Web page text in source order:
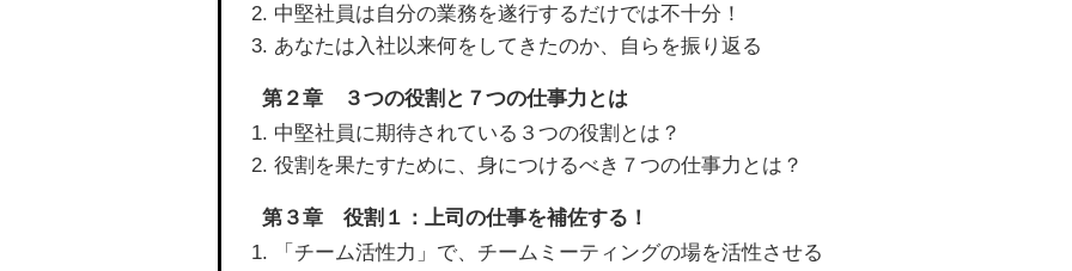
中堅社員は自分の業務を遂行するだけでは不十分！
あなたは入社以来何をしてきたのか、自らを振り返る
第２章 ３つの役割と７つの仕事力とは
中堅社員に期待されている３つの役割とは？
役割を果たすために、身につけるべき７つの仕事力とは？
第３章 役割１：上司の仕事を補佐する！
「チーム活性力」で、チームミーティングの場を活性させる